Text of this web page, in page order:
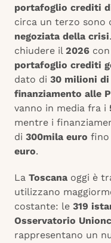
portafoglio crediti
circa un terzo sono
negoziata della crisi
chiudere il 2026
portafoglio crediti
dato di 30 milioni di
finanziamento alle
vanno in media fra i
mentre i
di 300mila euro fino
euro.
La Toscana oggi è
utilizzano
costante: le 319
Osservatorio
rappresentano un